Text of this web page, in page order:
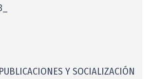
Y SOCIALIZACIÓN